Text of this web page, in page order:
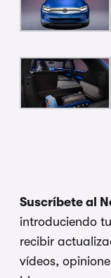
Suscríbete al
introduciendo
recibir
vídeos,